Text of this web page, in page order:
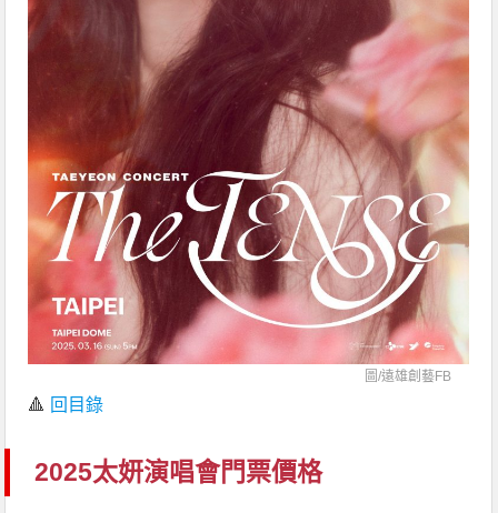
圖/遠雄創藝FB
🔺 回目錄
2025太妍演唱會門票價格